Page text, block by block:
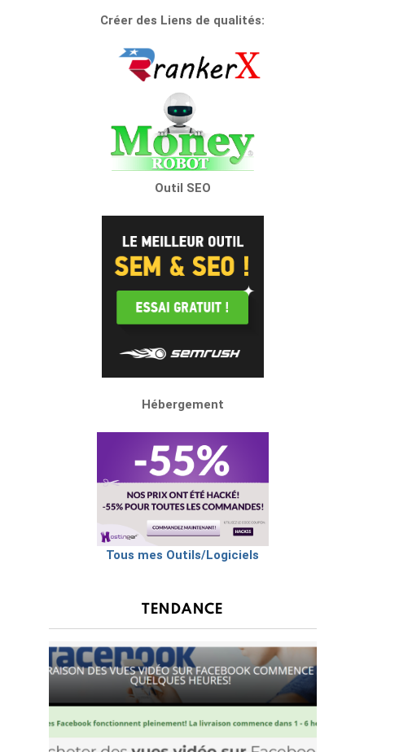
Créer des Liens de qualités:
Outil SEO
Hébergement
Tous mes Outils/Logiciels
TENDANCE